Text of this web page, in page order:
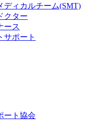
ディカルチーム(SMT)
クター
ース
サポート
ート協会